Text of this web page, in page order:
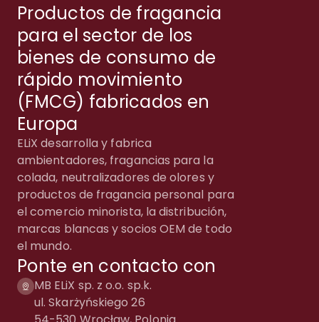
Productos de fragancia
para el sector de los
bienes de consumo de
rápido movimiento
(FMCG) fabricados en
Europa
ELiX desarrolla y fabrica
ambientadores, fragancias para la
colada, neutralizadores de olores y
productos de fragancia personal para
el comercio minorista, la distribución,
marcas blancas y socios OEM de todo
el mundo.
Ponte en contacto con
MB ELiX sp. z o.o. sp.k.
ul. Skarżyńskiego 26